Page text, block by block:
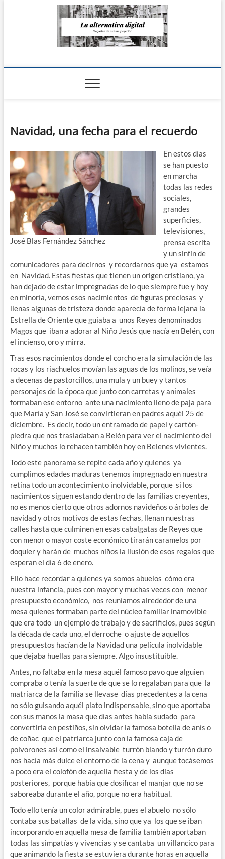
La Alternativa
Navidad, una fecha para el recuerdo
José Blas Fernández Sánchez
En estos días
se han puesto
en marcha
todas las redes
sociales,
grandes
superficies,
televisiones,
prensa escrita
y un sinfín de
comunicadores para decirnos y recordarnos que ya estamos
en Navidad. Estas fiestas que tienen un origen cristiano, ya
han dejado de estar impregnadas de lo que siempre fue y hoy
en minoría, vemos esos nacimientos de figuras preciosas y
llenas algunas de tristeza donde aparecía de forma lejana la
Estrella de Oriente que guiaba a unos Reyes denominados
Magos que iban a adorar al Niño Jesús que nacía en Belén, con
el incienso, oro y mirra.
Tras esos nacimientos donde el corcho era la simulación de las
rocas y los riachuelos movían las aguas de los molinos, se veía
a decenas de pastorcillos, una mula y un buey y tantos
personajes de la época que junto con carretas y animales
formaban ese entorno ante una nacimiento lleno de paja para
que María y San José se convirtieran en padres aquél 25 de
diciembre. Es decir, todo un entramado de papel y cartón-
piedra que nos trasladaban a Belén para ver el nacimiento del
Niño y muchos lo rehacen también hoy en Belenes vivientes.
Todo este panorama se repite cada año y quienes ya
cumplimos edades maduras tenemos impregnado en nuestra
retina todo un acontecimiento inolvidable, porque si los
nacimientos siguen estando dentro de las familias creyentes,
no es menos cierto que otros adornos navideños o árboles de
navidad y otros motivos de estas fechas, llenan nuestras
calles hasta que culminen en esas cabalgatas de Reyes que
con menor o mayor coste económico tirarán caramelos por
doquier y harán de muchos niños la ilusión de esos regalos que
esperan el día 6 de enero.
Ello hace recordar a quienes ya somos abuelos cómo era
nuestra infancia, pues con mayor y muchas veces con menor
presupuesto económico, nos reuníamos alrededor de una
mesa quienes formaban parte del núcleo familiar inamovible
que era todo un ejemplo de trabajo y de sacrificios, pues según
la década de cada uno, el derroche o ajuste de aquellos
presupuestos hacían de la Navidad una película inolvidable
que dejaba huellas para siempre. Algo insustituible.
Antes, no faltaba en la mesa aquél famoso pavo que alguien
compraba o tenía la suerte de que se lo regalaban para que la
matriarca de la familia se llevase días precedentes a la cena
no sólo guisando aquél plato indispensable, sino que aportaba
con sus manos la masa que días antes había sudado para
convertirla en pestiños, sin olvidar la famosa botella de anís o
de coñac que el patriarca junto con la famosa caja de
polvorones así como el insalvable turrón blando y turrón duro
nos hacía más dulce el entorno de la cena y aunque tocásemos
a poco era el colofón de aquella fiesta y de los días
posteriores, porque había que dosificar el manjar que no se
saboreaba durante el año, porque no era habitual.
Todo ello tenía un color admirable, pues el abuelo no sólo
contaba sus batallas de la vida, sino que ya los que se iban
incorporando en aquella mesa de familia también aportaban
todas las simpatías y vivencias y se cantaba un villancico para
que animando la fiesta se estuviera durante horas en aquella